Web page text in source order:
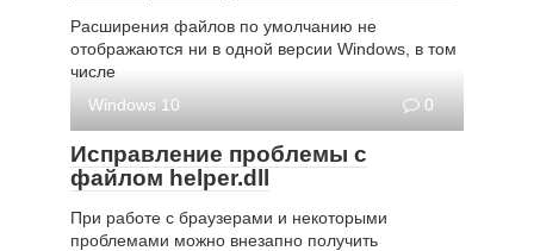
Расширения файлов по умолчанию не
отображаются ни в одной версии Windows, в том
числе
Windows 10
0
Исправление проблемы с
файлом helper.dll
При работе с браузерами и некоторыми
проблемами можно внезапно получить